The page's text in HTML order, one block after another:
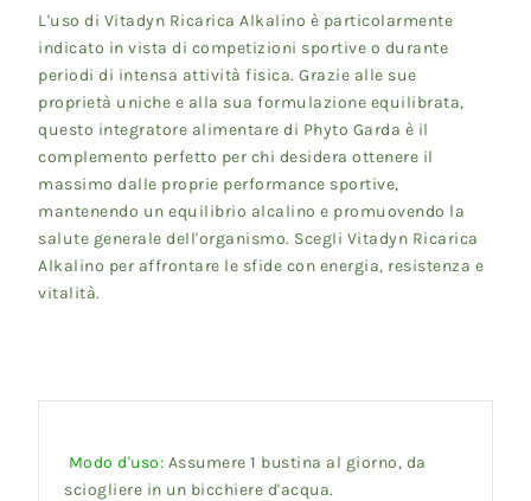
L'uso di Vitadyn Ricarica Alkalino è particolarmente
indicato in vista di competizioni sportive o durante
periodi di intensa attività fisica. Grazie alle sue
proprietà uniche e alla sua formulazione equilibrata,
questo integratore alimentare di Phyto Garda è il
complemento perfetto per chi desidera ottenere il
massimo dalle proprie performance sportive,
mantenendo un equilibrio alcalino e promuovendo la
salute generale dell'organismo. Scegli Vitadyn Ricarica
Alkalino per affrontare le sfide con energia, resistenza e
vitalità.
Modo d'uso: Assumere 1 bustina al giorno, da
sciogliere in un bicchiere d'acqua.